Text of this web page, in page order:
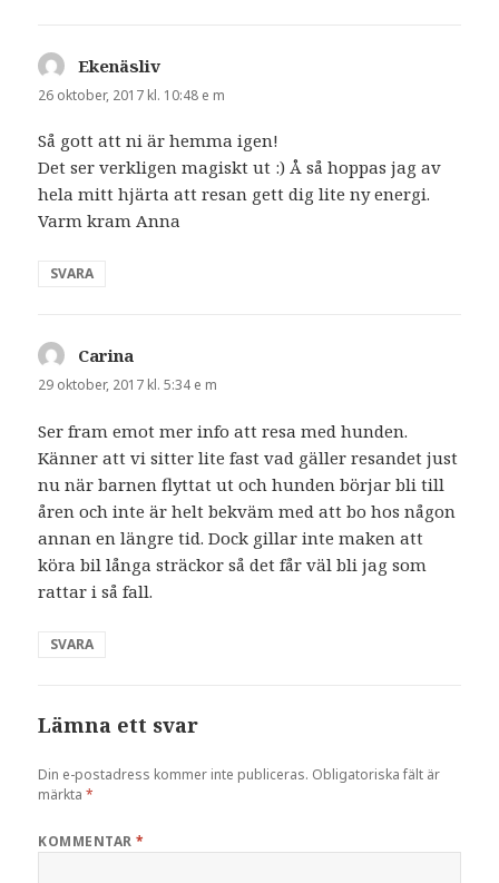
Ekenäsliv
26 oktober, 2017 kl. 10:48 e m
Så gott att ni är hemma igen!
Det ser verkligen magiskt ut :) Å så hoppas jag av
hela mitt hjärta att resan gett dig lite ny energi.
Varm kram Anna
SVARA
Carina
29 oktober, 2017 kl. 5:34 e m
Ser fram emot mer info att resa med hunden.
Känner att vi sitter lite fast vad gäller resandet just
nu när barnen flyttat ut och hunden börjar bli till
åren och inte är helt bekväm med att bo hos någon
annan en längre tid. Dock gillar inte maken att
köra bil långa sträckor så det får väl bli jag som
rattar i så fall.
SVARA
Lämna ett svar
Din e-postadress kommer inte publiceras. Obligatoriska fält är
märkta*
KOMMENTAR*